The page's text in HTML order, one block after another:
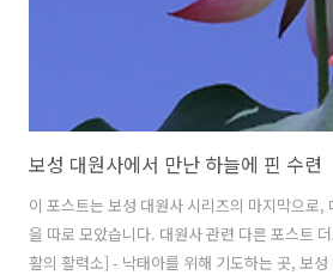
보성 대원사에서 만난 하늘에 핀 수련
이 포스트는 보성 대원사 시리즈의 마지막으로,
을 따로 모았습니다. 대원사 관련 다른 포스트
활의 활력소] - 낙태아를 위해 기도하는 곳, 보